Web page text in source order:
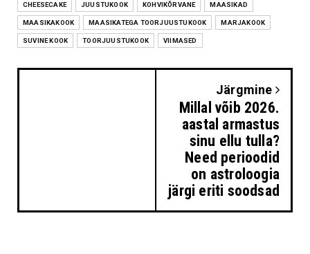
CHEESECAKE JUUSTUKOOK KOHVIKÕRVANE MAASIKAD
MAASIKAKOOK MAASIKATEGA TOORJUUSTUKOOK MARJAKOOK
SUVINE KOOK TOORJUUSTUKOOK VIIMASED
Järgmine
Millal võib 2026.
aastal armastus
sinu ellu tulla?
Need perioodid
on astroloogia
järgi eriti soodsad